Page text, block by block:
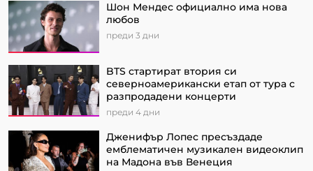
Шон Мендес официално има нова
любов
преди 3 дни
BTS стартират втория си
северноамерикански етап от турa с
разпродадени концерти
преди 4 дни
Дженифър Лопес пресъздаде
емблематичен музикален видеоклип
на Мадона във Венеция